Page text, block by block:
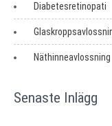
Diabetesretinopati
Näthinneavlossning
Senaste Inlägg